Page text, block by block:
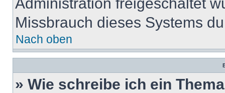
Missbrauch dieses Systems
Nach oben
» Wie schreibe ich ein